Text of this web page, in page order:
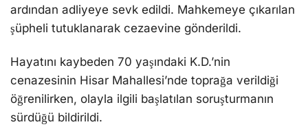
ardından adliyeye sevk edildi. Mahkemeye çıkarılan
şüpheli tutuklanarak cezaevine gönderildi.
Hayatını kaybeden 70 yaşındaki K.D.’nin
cenazesinin Hisar Mahallesi’nde toprağa verildiği
öğrenilirken, olayla ilgili başlatılan soruşturmanın
sürdüğü bildirildi.